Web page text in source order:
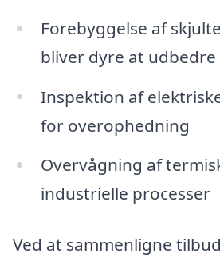
Forebyggelse af
bliver dyre at udbedre
Inspektion af
for overophedning
Overvågning af
industrielle processer
Ved at sammenligne